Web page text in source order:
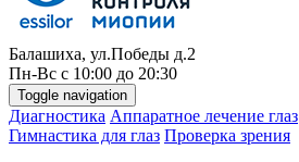
Балашиха, ул.Победы д.2
Пн-Вс с 10:00 до 20:30
Toggle navigation
Диагностика Аппаратное лечение глаз
Гимнастика для глаз Проверка зрения